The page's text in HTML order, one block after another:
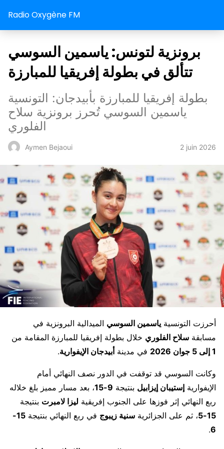
Radio Oxygène FM
برونزية لتونس: ياسمين السوسي
تتألق في بطولة إفريقيا للمبارزة
بطولة إفريقيا للمبارزة بأبيدجان: التونسية
ياسمين السوسي تُحرز برونزية سلاح
الفلوري
Aymen Bejaoui 2 juin 2026
أحرزت التونسية ياسمين السوسي الميدالية البرونزية في
مسابقة سلاح الفلوري خلال بطولة إفريقيا للمبارزة المقامة من
1 إلى 5 جوان 2026
في مدينةأبيدجان الإيفوارية.
وكانت السوسي قد توقفت في الدور نصف النهائي أمام
الإيفوارية إستيبان إيزابيل بنتيجة 9-15
، بعد مسار مميز بلغ خلاله
ربع النهائي إثر فوزها على الجنوب إفريقية ليزا لامبرت بنتيجة
15-5
، ثم على الجزائرية سنية زيبوج في ربع النهائي بنتيجة
15-
6
.